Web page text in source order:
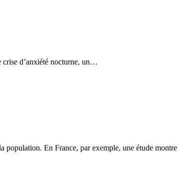
crise d’anxiété nocturne, un…
population. En France, par exemple, une étude montre